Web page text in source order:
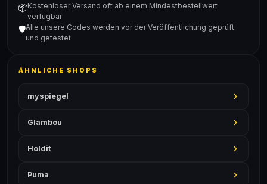
📦Kostenloser Versand oft ab einem Mindestbestellwert
verfügbar
🛡️Alle unsere Codes werden vor der Veröffentlichung geprüft
und getestet
ÄHNLICHE SHOPS
myspiegel
Glambou
Holdit
Puma